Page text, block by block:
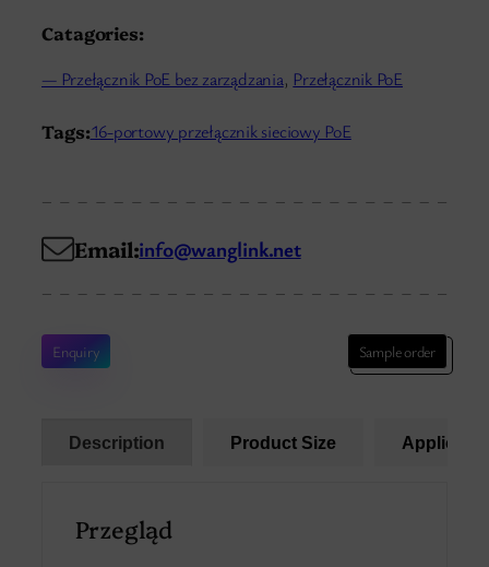
Catagories:
— Przełącznik PoE bez zarządzania, Przełącznik PoE
Tags:16-portowy przełącznik sieciowy PoE
Email:info@wanglink.net
Enquiry Sample order
Description Product Size
Przegląd